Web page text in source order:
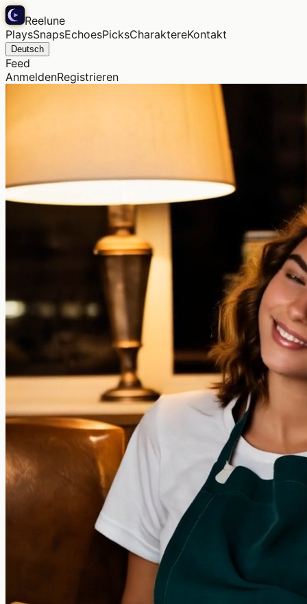
Reelune
PlaysSnapsEchoesPicksCharaktereKontakt
Deutsch
Feed
AnmeldenRegistrieren